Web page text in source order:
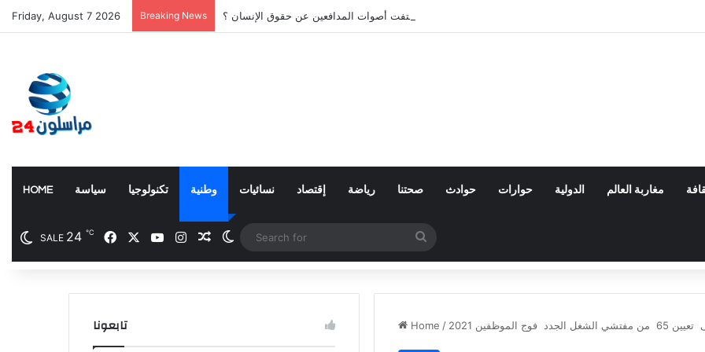
Friday, August 7 2026 Breaking News بعد تعنيف المغاربة في سبتة.. أين اختفت أصوات المدافعين عن حقوق الإنسان ؟
HOME سياسة تكنولوجيا وطنية نسائيات إقتصاد رياضة صحتنا حوادث حوارات الدولية مغاربة العالم
SALE 24 ℃ Facebook YouTubeInstagramRandom Article
Switch skin
for
Home / تابعونا